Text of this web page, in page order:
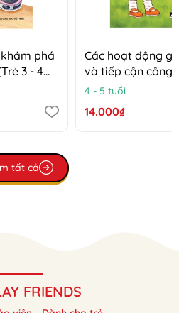
phá
3 - 4
Các hoạt động
và tiếp cận công
tuổi)
4 - 5 tuổi
14.000₫
tất cả
FRIENDS